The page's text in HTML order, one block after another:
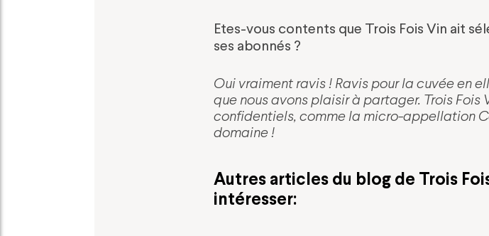
Etes-vous contents que Trois Fois Vin ait
ses abonnés ?
Oui vraiment ravis ! Ravis pour la cuvée en
que nous avons plaisir à partager. Trois
confidentiels, comme la micro-appellation
domaine !
Autres articles du blog de Trois
intéresser: